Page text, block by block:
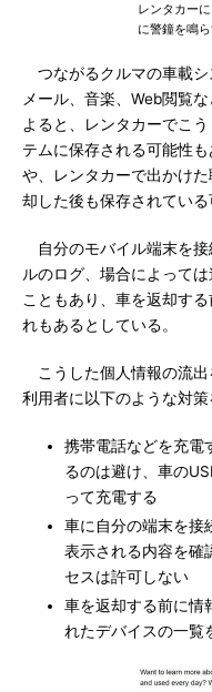
レンタカー
に警鐘を鳴
つながるクルマの車載シ
メール、音楽、Web閲覧
よると、レンタカーでこ
テムに保存される可能性
や、レンタカーで出かけ
却した後も保存されている
自分のモバイル端末を接
ルのログ、場合によって
こともあり、車を返却す
れもあるとしている。
こうした個人情報の流出
利用者に以下のような対策
携帯電話などを充電
るのは避け、車の
って充電する
車に自分の端末を接
表示される内容を確
セスは許可しない
車を返却する前に情
れたデバイスの一覧